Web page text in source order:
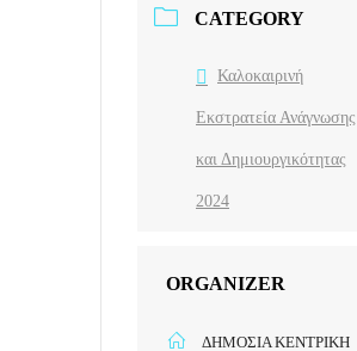
CATEGORY
Καλοκαιρινή
Εκστρατεία Ανάγνωσης
και Δημιουργικότητας
2024
ORGANIZER
ΔΗΜΌΣΙΑ ΚΕΝΤΡΙΚΉ